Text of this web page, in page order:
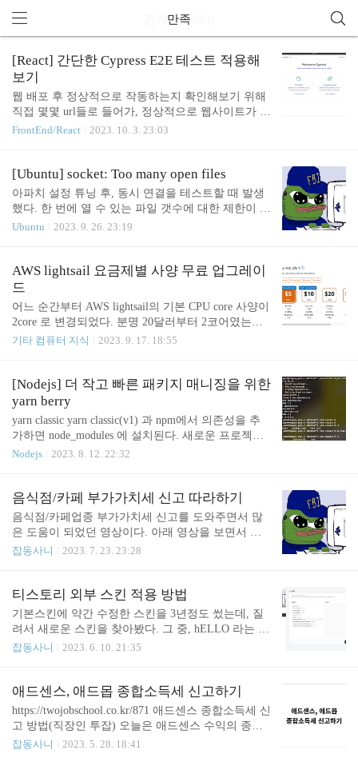
전체 글 (390)
만족
[React] 간단한 Cypress E2E 테스트 적용해
보기
웹 배포 후 정상적으로 작동하는지 확인해보기 위해
직접 몇몇 url들로 들어가, 정상적으로 웹사이트가 동
작하는지 확인하고는 한다. 그러나 매 배포마다 모든
를 사용하면 이 작업을 간단히 자동화할 수 있다. 가
령 특정 url로 접근하기만 해도 웹사이트가 터져버리
는데 미처 확인하지 못해 한참 뒤에나 알아차린 경험
으로도 그런 상황을 막을 수 있을 것이다. 샘플 프로
p simple-cypress-with-react cra로 리액트 프로젝트를
생성해준다. yarn add react-..
FrontEnd/React 2023. 10. 3. 23:03
[Ubuntu] socket: Too many open files
아파치 설정 튜닝 후, 동시 연결을 테스트할 때 발생
했다. 한 번에 열 수 있는 파일 갯수에 대한 제한이 있
는데, 이것을 늘려 주면 해결된다. ulimit -n 현재 설정
수 있다.
Ubuntu 2023. 9. 26. 23:19
AWS lightsail 요금제별 사양 무료 업그레이
드
어느 순간부터 AWS lightsail의 기본 CPU core 사양이
2core 로 변경되었다. 분명 20달러부터 2코어였는데,
아무도 모르게 2core로 변경되었다. 문제는 기존 플
고 코어를 하나 추가해 준 것인지, 아니면 동일한 CP
U에 그냥 코어를 하나 덤으로 추가해 준 것인지에 대
한 정보는 알 수가 없어 직접 확인해 보았다. 기존 플
랜과 신규 플랜의 CPU cat /proc/cpuinfo | grep 'name'|
uniq 위 명령어로 CPU 모델 정보를 가져올 수 있다.
기존 플랜의 CPU는 Intel(R) Xeon(R) CPU E5-2686 v4
기타 컴퓨터 지식 2023. 9. 17. 18:55
[Nodejs] 더 작고 빠른 패키지 매니징을 위한
yarn berry
yarn classic yarn classic(v1) 과 npm에서 의존성을 추
가하면 node_modules 에 설치된다. 새로운 프로젝트
를 생성하고, yarn init 으로 초기화한 후 yarn add react
추가한 것은 react 하나뿐이지만, js-tokens 와 loose-en
vify 패키지도 존재하는 것을 확인할 수 있다. node_m
odules/react/package.json의 dependencies를 살펴보면 lo
y/package.json의 dependencies를 살펴보면 js-to..
Nodejs 2023. 8. 12. 22:32
음식점/카페 부가가치세 신고 따라하기
음식점/카페업종 부가가치세 신고를 도와주면서 많
은 도움이 되었던 영상이다. 아래 영상을 보면서 차
근차근 따라하면 쉽게 신고를 마칠 수 있다. https://w
B%B0%EB%B9%84 빠진 내용이 있어 몇 가지만 첨
언하고자 한다 1. 현금매출(현금영수증, 세금계산서
를 발행하지 않은 건)은 직접 입력해 주어야 한다. ->
지만... 괜히 걸리면 피곤해진다. 2. 매입 전자세금계
다. -> 사업용 신용카드 등록을 하면 어떻게 되는지
는 모르겠지만, 이번에는 등록하지 않아서 직접 ..
잡동사니 2023. 7. 23. 23:28
티스토리 외부 스킨 적용 방법
기본스킨에 약간 수정한 스킨을 3년정도 썼는데, 질
려서 새로운 스킨을 찾아봤다. 그 중, hELLO 라는 스
킨이 예뻐보여서 적용해봤다. https://pronist.dev/5 hE
호응에 힘입어 기능의 추가와 함께 업데이트를 여러
번 하게 되었습니다. hELLO 1.0 때와 비교하면 비교
할 수도 없을 만큼의 기 pronist.dev 외부 스킨 추가 방
법 관리자 메뉴로 들어가서, 스킨 변경-> 스킨 등록
버튼을 클릭한다. hELLO 스킨 기준으로 설명하자면,
잡동사니 2023. 6. 10. 21:35
애드센스, 애드몹 종합소득세 신고하기
https://twojobschool.co.kr/871 애드센스 종합소득세 신
고 방법(직장인 투잡) 오늘은 애드센스 수익의 종합
소득세 신고 방법과 유의사항에 대해 알아보겠습니
잡동사니 2023. 5. 28. 18:41